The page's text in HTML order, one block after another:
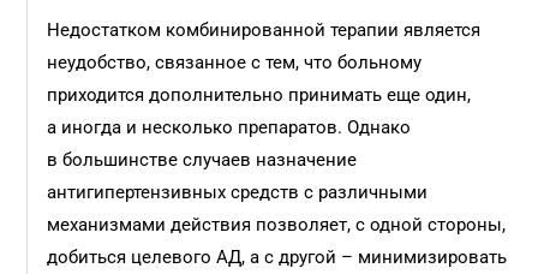
Недостатком комбинированной терапии является
неудобство, связанное с тем, что больному
приходится дополнительно принимать еще один,
а иногда и несколько препаратов. Однако
в большинстве случаев назначение
антигипертензивных средств с различными
механизмами действия позволяет, с одной стороны,
добиться целевого АД, а с другой – минимизировать